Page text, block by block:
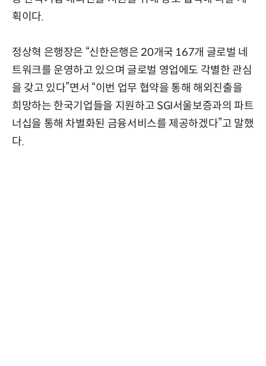
획이다.
정상혁 은행장은 “신한은행은 20개국 167개 글로벌 네
트워크를 운영하고 있으며 글로벌 영업에도 각별한 관심
을 갖고 있다”면서 “이번 업무 협약을 통해 해외진출을
희망하는 한국기업들을 지원하고 SGI서울보증과의 파트
너십을 통해 차별화된 금융서비스를 제공하겠다”고 말했
다.